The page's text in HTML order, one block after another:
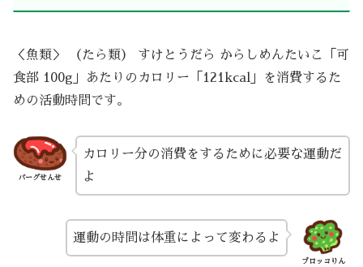
＜魚類＞ （たら類） すけとうだら からしめんたいこ「可
食部 100g」あたりのカロリー「121kcal」を消費するた
めの活動時間です。
バーグせんせ
カロリー分の消費をするために必要な運動だ
よ
ブロッコりん
運動の時間は体重によって変わるよ